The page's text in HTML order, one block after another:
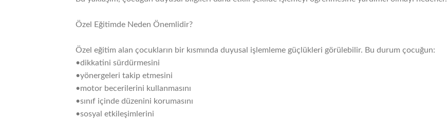
Özel Eğitimde Neden Önemlidir?
Özel eğitim alan çocukların bir kısmında duyusal işlemleme güçlükleri görülebilir. Bu durum çocuğun:
•dikkatini sürdürmesini
•yönergeleri takip etmesini
•motor becerilerini kullanmasını
•sınıf içinde düzenini korumasını
•sosyal etkileşimlerini